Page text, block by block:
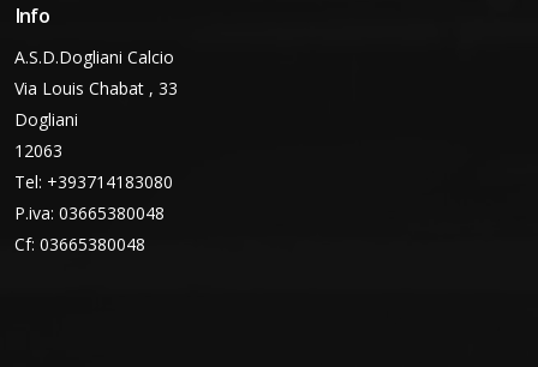
Info
A.S.D.Dogliani Calcio
Via Louis Chabat , 33
Dogliani
12063
Tel: +393714183080
P.iva: 03665380048
Cf: 03665380048